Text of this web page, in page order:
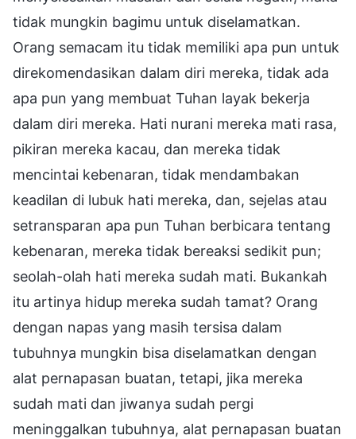
tidak mungkin bagimu untuk diselamatkan.
Orang semacam itu tidak memiliki apa pun untuk
direkomendasikan dalam diri mereka, tidak ada
apa pun yang membuat Tuhan layak bekerja
dalam diri mereka. Hati nurani mereka mati rasa,
pikiran mereka kacau, dan mereka tidak
mencintai kebenaran, tidak mendambakan
keadilan di lubuk hati mereka, dan, sejelas atau
setransparan apa pun Tuhan berbicara tentang
kebenaran, mereka tidak bereaksi sedikit pun;
seolah-olah hati mereka sudah mati. Bukankah
itu artinya hidup mereka sudah tamat? Orang
dengan napas yang masih tersisa dalam
tubuhnya mungkin bisa diselamatkan dengan
alat pernapasan buatan, tetapi, jika mereka
sudah mati dan jiwanya sudah pergi
meninggalkan tubuhnya, alat pernapasan buatan